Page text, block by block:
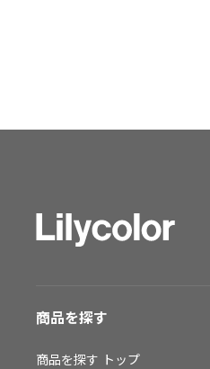
大阪ショールーム
仙台ショールーム
お客様サポート
お客様サポート トップ
商品を探す
商品を探す トップ